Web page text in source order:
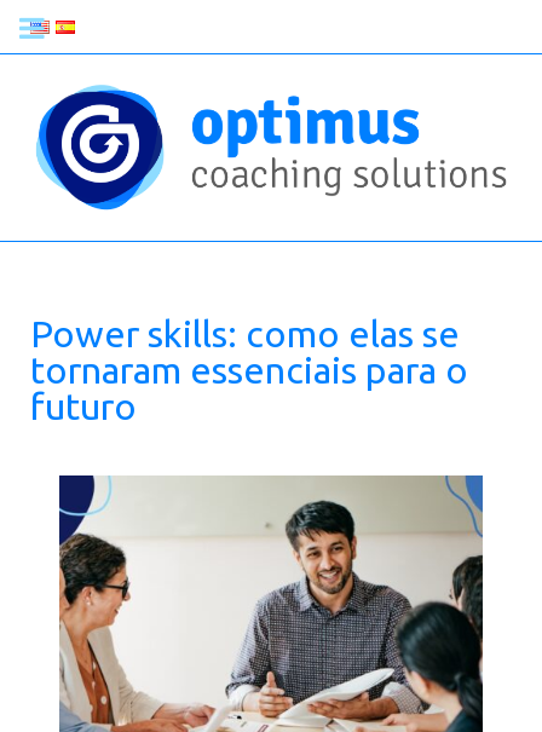
Power skills: como elas se
tornaram essenciais para o
futuro